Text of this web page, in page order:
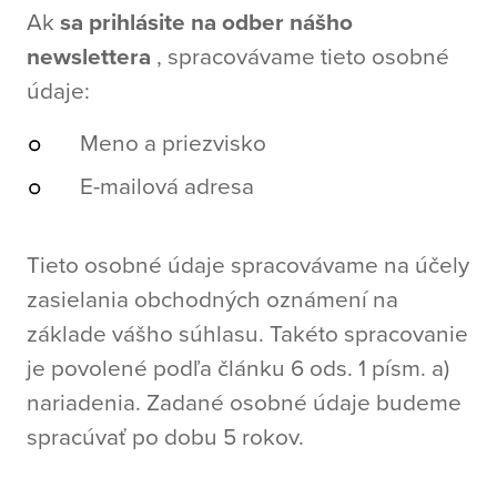
Ak sa prihlásite na odber nášho
newslettera , spracovávame tieto osobné
údaje:
Meno a priezvisko
E-mailová adresa
Tieto osobné údaje spracovávame na účely
zasielania obchodných oznámení na
základe vášho súhlasu. Takéto spracovanie
je povolené podľa článku 6 ods. 1 písm. a)
nariadenia. Zadané osobné údaje budeme
spracúvať po dobu 5 rokov.